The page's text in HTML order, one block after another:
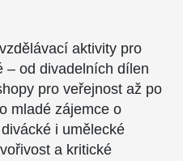
aktivity pro
– od divadelních dílen
pro veřejnost až po
mladé zájemce o
i umělecké
a kritické